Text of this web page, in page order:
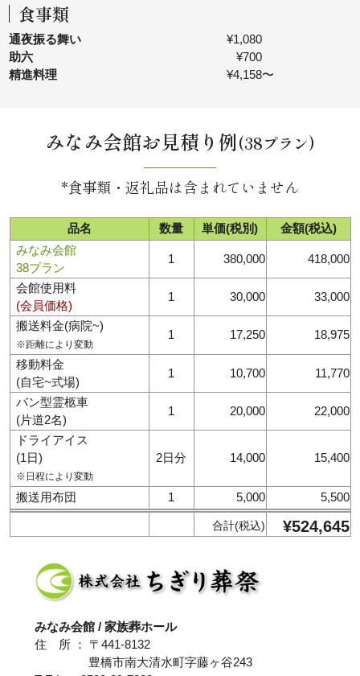
食事類
通夜振る舞い
¥1,080
助六
¥700
精進料理
¥4,158〜
みなみ会館お見積り例(38プラン)
*食事類・返礼品は含まれていません
品名 数量 単価(税別)
金額(税込)
みなみ会館
38プラン
1 380,000 418,000
会館使用料
(会員価格)
1 30,000 33,000
搬送料金(病院~)
※距離により変動
1 17,250 18,975
移動料金
(自宅~式場)
1 10,700 11,770
バン型霊柩車
(片道2名)
1 20,000 22,000
ドライアイス
(1日)
※日程により変動
2日分 14,000 15,400
搬送用布団 1 5,000 5,500
合計(税込) ¥524,645
みなみ会館 / 家族葬ホール
住 所 ： 〒441-8132
豊橋市南大清水町字藤ヶ谷243